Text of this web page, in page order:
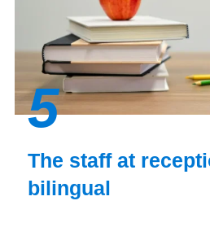
5
The staff at
bilingual